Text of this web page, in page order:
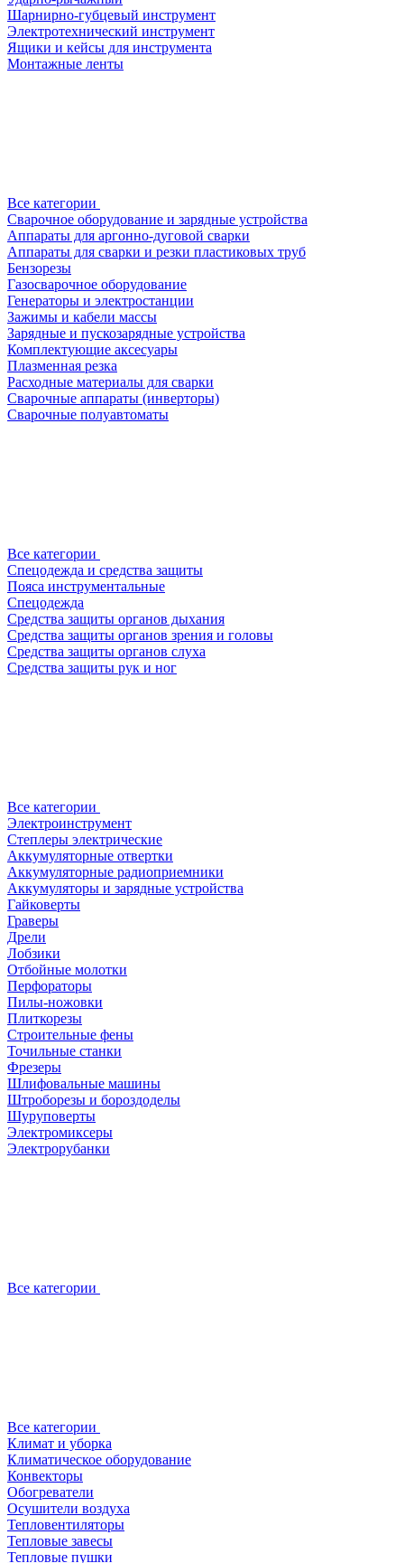
Шарнирно-губцевый инструмент
Электротехнический инструмент
Ящики и кейсы для инструмента
Монтажные ленты
Все категории
Сварочное оборудование и зарядные устройства
Аппараты для аргонно-дуговой сварки
Аппараты для сварки и резки пластиковых труб
Бензорезы
Газосварочное оборудование
Генераторы и электростанции
Зажимы и кабели массы
Зарядные и пускозарядные устройства
Комплектующие аксесуары
Плазменная резка
Расходные материалы для сварки
Сварочные аппараты (инверторы)
Сварочные полуавтоматы
Все категории
Спецодежда и средства защиты
Пояса инструментальные
Спецодежда
Средства защиты органов дыхания
Средства защиты органов зрения и головы
Средства защиты органов слуха
Средства защиты рук и ног
Все категории
Электроинструмент
Степлеры электрические
Аккумуляторные отвертки
Аккумуляторные радиоприемники
Аккумуляторы и зарядные устройства
Гайковерты
Граверы
Дрели
Лобзики
Отбойные молотки
Перфораторы
Пилы-ножовки
Плиткорезы
Строительные фены
Точильные станки
Фрезеры
Шлифовальные машины
Штроборезы и бороздоделы
Шуруповерты
Электромиксеры
Электрорубанки
Все категории
Все категории
Климат и уборка
Климатическое оборудование
Конвекторы
Обогреватели
Осушители воздуха
Тепловентиляторы
Тепловые завесы
Тепловые пушки